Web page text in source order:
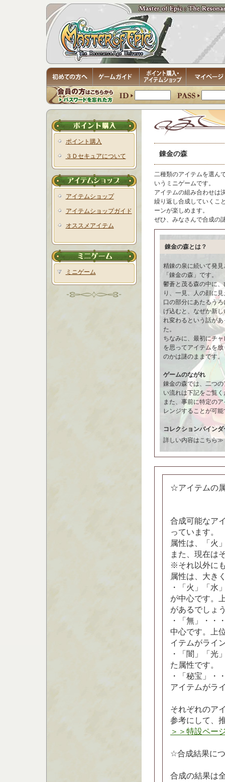
ポイント購入
３Ｄセキュアについて
アイテムショップ
アイテムショップガイド
オススメアイテム
ミニゲーム
錬金の森
二種類のアイテムを選ん
いうミニゲームです。
アイテムの組み合わせは
繰り返し合成していくこ
ーンが楽しめます。
ぜひ、みなさんで合成の
錬金の森とは？
精錬の泉に続いて発
「錬金の森」です。
鬱蒼と茂る森の中に
り、一見、人の顔に
口の部分にあたるう
げ込むと、なぜか新
れ変わるという話が
た。
ちなみに、最初にチ
を思ってアイテムを
のかは謎のままです。
ゲームのながれ
錬金の森では、二つ
い流れは下記をご覧
また、事前に特定の
レンジすることが可
コレクションバインダ
詳しい内容はこち
☆アイテムの
合成可能なア
っています。
属性は、「火
また、現在は
※それ以外に
属性は、大き
・「火」「水
が中心です。
があるでしょ
・「無」・・
中心です。上
イテムがライ
・「闇」「光
た属性です。
・「秘宝」・
アイテムがラ
それぞれのア
参考にして、
＞＞特設ペー
☆合成結果に
合成の結果は